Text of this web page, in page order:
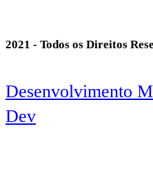
2021 - Todos os Direitos
Desenvolvimento
Dev